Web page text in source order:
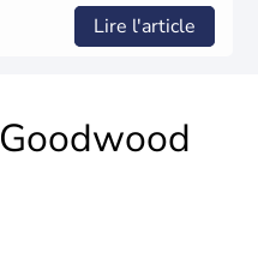
Lire l'article
Goodwood